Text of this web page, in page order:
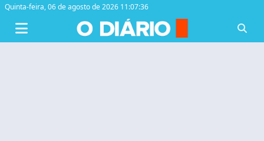
Quinta-feira,06 de agosto de 2026 11:07:37